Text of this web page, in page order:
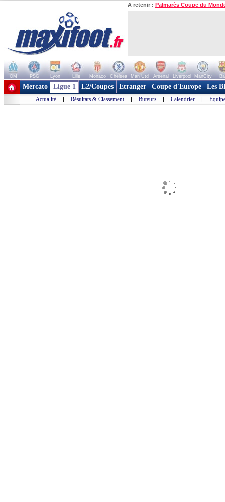
A retenir : Palmarès Coupe du
OM PSG Lyon Lille Monaco Chelsea Man Utd Arsenal Liverpool ManCity
+ de clubs
Mercato Ligue 1 L2/Coupes Etranger Coupe d'Europe Les
Actualité | Résultats & Classement | Buteurs | Calendrier |